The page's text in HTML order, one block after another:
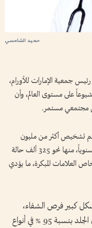
حميد الشامسي
جمعية الإمارات للأورام،
على مستوى العالم، وأن
مجتمعي مستمر.
يتم تشخيص أكثر من مليون
ونصف المليون حالة جديدة من سرطان الجلد سنوياً، منها نحو 325 ألف حالة
العلامات المبكرة، ما يؤدي
بشكل كبير فرص الشفاء،
موضحاً أن نسبة الشفاء عالية من سرطان الجلد بنسبة 95 % في أنواع